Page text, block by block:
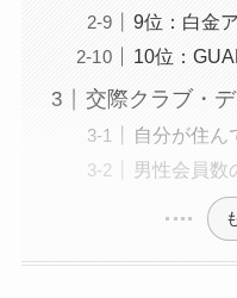
9位：白金
10位：
交際クラブ・
自分が住ん
男性会員数